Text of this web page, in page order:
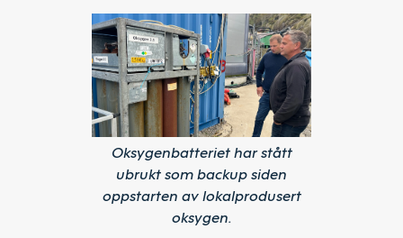
Oksygenbatteriet har stått
ubrukt som backup siden
oppstarten av lokalprodusert
oksygen.